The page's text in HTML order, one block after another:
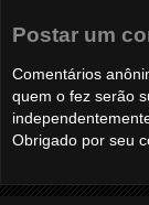
Postar um
Comentários
quem o fez serão
Obrigado por seu